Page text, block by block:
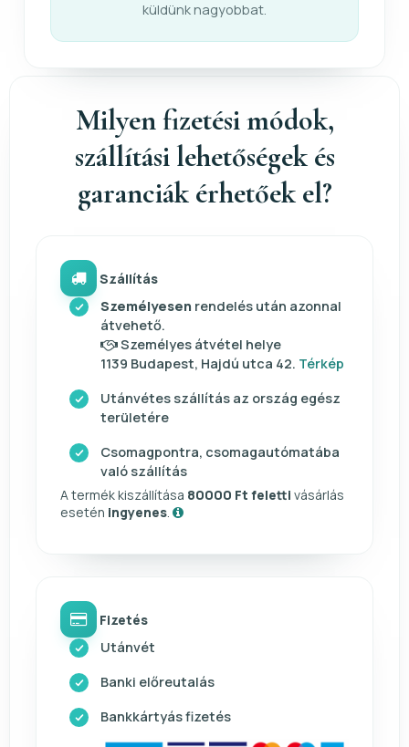
küldünk nagyobbat.
Milyen fizetési módok,
szállítási lehetőségek és
garanciák érhetőek el?
Szállítás
Személyesen rendelés után azonnal
átvehető.
Személyes átvétel helye
1139 Budapest, Hajdú utca 42. Térkép
Utánvétes szállítás az ország egész
területére
Csomagpontra, csomagautómatába
való szállítás
A termék kiszállítása 80000 Ft feletti vásárlás
esetén ingyenes
Fizetés
Utánvét
Banki előreutalás
Bankkártyás fizetés